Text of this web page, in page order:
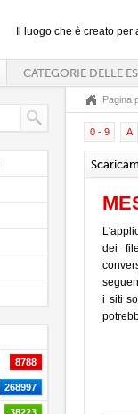
Il luogo che è creato
CATEGORIE DELLE
8788
268997
Pagina
0 - 9 A
dei
i siti